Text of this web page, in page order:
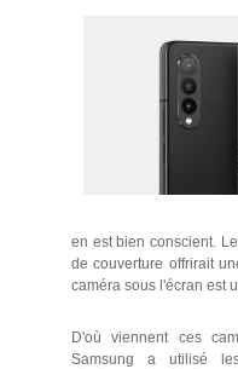
en est bien conscient.
de couverture offrirait
caméra sous l'écran est
D'où viennent ces
Samsung a utilisé